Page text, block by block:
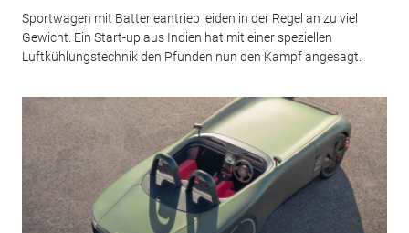
Sportwagen mit Batterieantrieb leiden in der Regel an zu viel
Gewicht. Ein Start-up aus Indien hat mit einer speziellen
Luftkühlungstechnik den Pfunden nun den Kampf angesagt.